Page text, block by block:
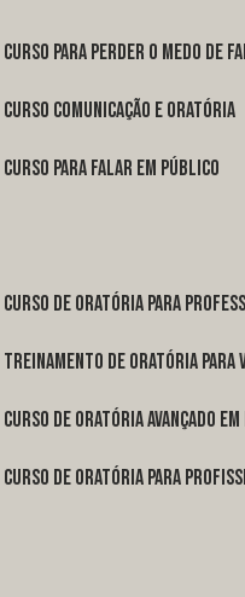
curso para perder o medo de
curso comunicação e oratória
curso para falar em público
curso de oratória para
treinamento de oratória para
curso de oratória avançado
curso de oratória para